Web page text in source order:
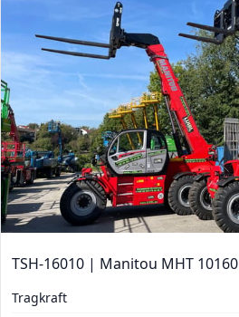
TSH-16010 | Manitou MHT 10160
Tragkraft